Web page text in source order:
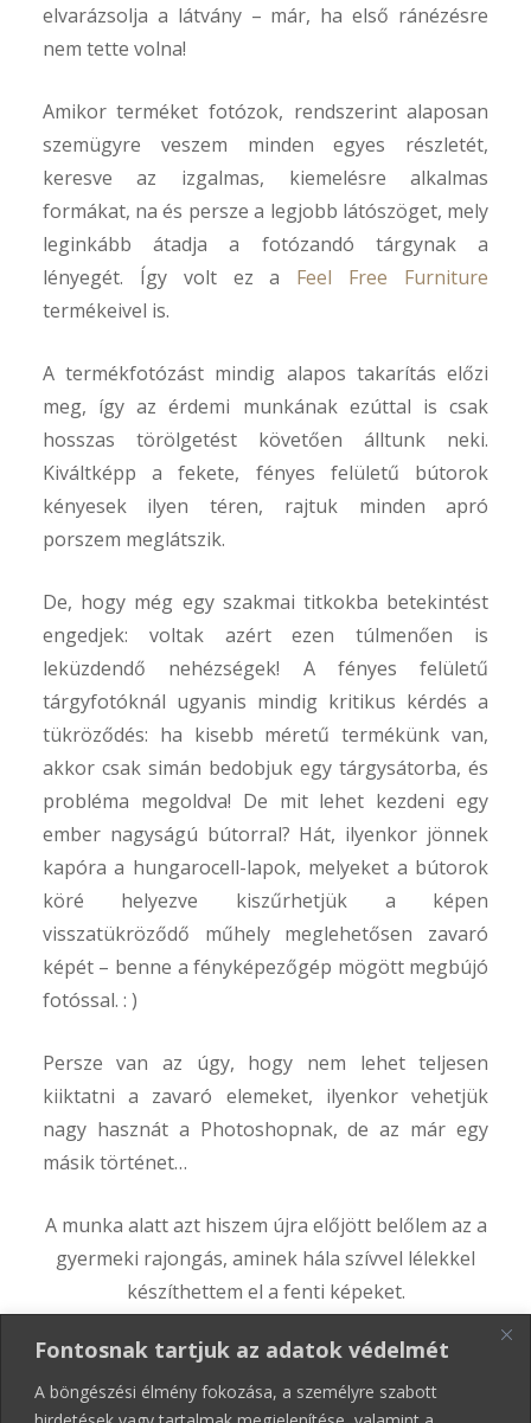
Fontosnak tartjuk az adatok védelmét
A böngészési élmény fokozása, a személyre szabott
elvarázsolja a látvány – már, ha első ránézésre
nem tette volna!
Amikor terméket fotózok, rendszerint alaposan
szemügyre veszem minden egyes részletét,
keresve az izgalmas, kiemelésre alkalmas
formákat, na és persze a legjobb látószöget, mely
leginkább átadja a fotózandó tárgynak a
lényegét. Így volt ez a Feel Free Furniture
termékeivel is.
A termékfotózást mindig alapos takarítás előzi
meg, így az érdemi munkának ezúttal is csak
hosszas törölgetést követően álltunk neki.
Kiváltképp a fekete, fényes felületű bútorok
kényesek ilyen téren, rajtuk minden apró
porszem meglátszik.
De, hogy még egy szakmai titkokba betekintést
engedjek: voltak azért ezen túlmenően is
leküzdendő nehézségek! A fényes felületű
tárgyfotóknál ugyanis mindig kritikus kérdés a
tükröződés: ha kisebb méretű termékünk van,
akkor csak simán bedobjuk egy tárgysátorba, és
probléma megoldva! De mit lehet kezdeni egy
ember nagyságú bútorral? Hát, ilyenkor jönnek
kapóra a hungarocell-lapok, melyeket a bútorok
köré helyezve kiszűrhetjük a képen
visszatükröződő műhely meglehetősen zavaró
képét – benne a fényképezőgép mögött megbújó
fotóssal. : )
Persze van az úgy, hogy nem lehet teljesen
kiiktatni a zavaró elemeket, ilyenkor vehetjük
nagy hasznát a Photoshopnak, de az már egy
másik történet…
A munka alatt azt hiszem újra előjött belőlem az a
gyermeki rajongás, aminek hála szívvel lélekkel
készíthettem el a fenti képeket.
Ha kíváncsiak vagytok a csapat többi termékére is,
látogassatok el awww.feelfreefurniture.comweboldalra,